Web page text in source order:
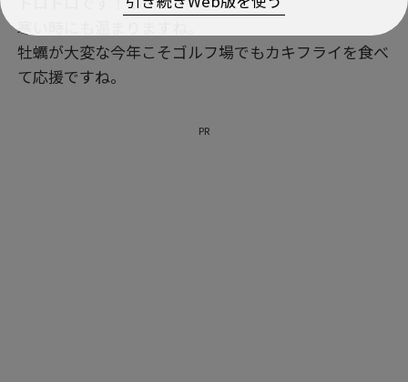
寒い時にも温まりますね。
牡蠣が大変な今年こそゴルフ場でもカキフライを食べ
て応援ですね。
PR